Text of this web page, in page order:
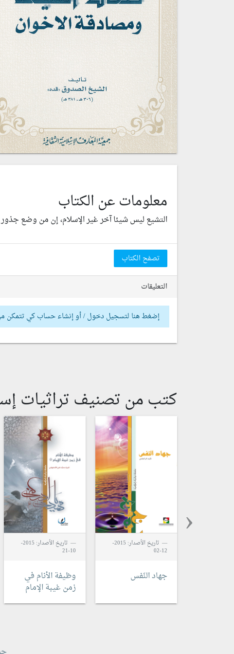
معلومات عن الكتاب
التشيع ليس شيئا آخر غير الإسلام، إن من وضع جذور
تصفح الكتاب
التعليقات
إضغط هنا لتسجيل دخول / أو إنشاء حساب كي تتمكن
كتب من تصنيف تراثيات
تاريخ الأصدار: 2015-
12-02
جهاد النّفس
تاريخ الأصدار: 2015-
10-21
وظيفة الأنام في
زمن غيبة الإمام
‹